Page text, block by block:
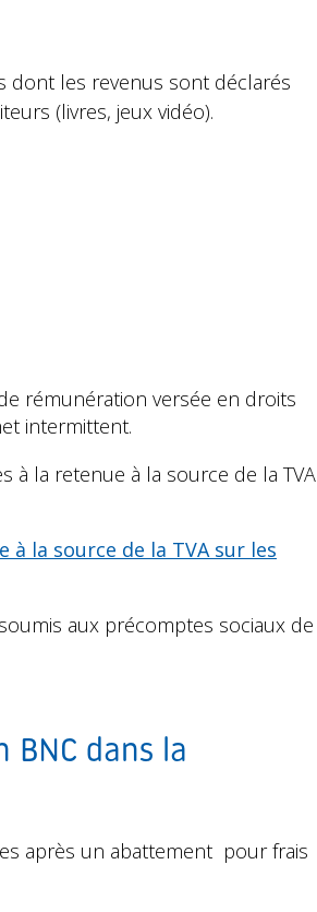
dont les revenus sont déclarés
(livres, jeux vidéo).
rémunération versée en droits
intermittent.
à la retenue à la source de la TVA
à la source de la TVA sur les
aux précomptes sociaux de
BNC dans la
après un abattement pour frais